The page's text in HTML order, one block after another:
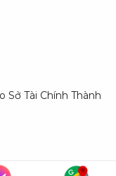
Sở Tài Chính Thành